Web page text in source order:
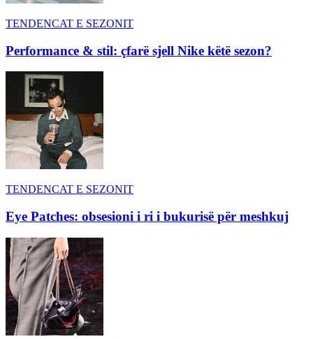
TENDENCAT E SEZONIT
Performance & stil: çfarë sjell Nike këtë sezon?
TENDENCAT E SEZONIT
Eye Patches: obsesioni i ri i bukurisë për meshkuj